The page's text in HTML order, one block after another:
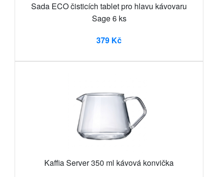
Sada ECO čisticích tablet pro hlavu kávovaru
Sage 6 ks
379 Kč
Kaffia Server 350 ml kávová konvička